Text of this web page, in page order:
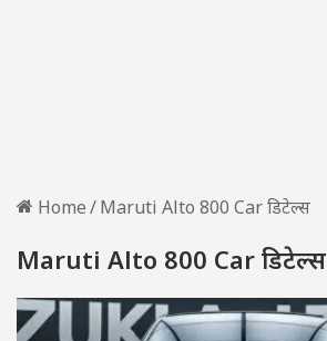
Home/Maruti Alto 800 Car डिटेल्स
Maruti Alto 800 Car डिटेल्स